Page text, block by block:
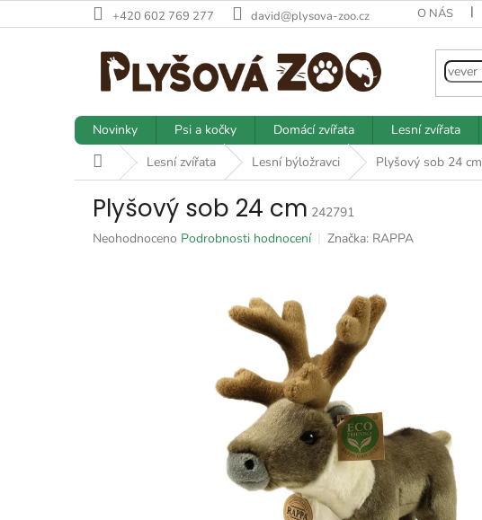
na
+420 602 769 277 david@plysova-zoo.cz O NÁS
Novinky Psi a kočky Domácí zvířata Lesní zvířata
Domů Lesní zvířata Lesní býložravci Plyšový sob 24 cm
Plyšový sob 24 cm 242791
Průměrné
Neohodnoceno Podrobnosti hodnocení Značka: RAPPA